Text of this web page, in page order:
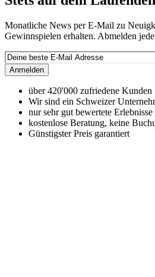
Monatliche News per E-Mail zu
Gewinnspielen erhalten. Abmelden
Anmelden
über 420'000 zufriedene Kunden
Wir sind ein Schweizer
nur sehr gut bewertete
kostenlose Beratung, keine
Günstigster Preis garantiert